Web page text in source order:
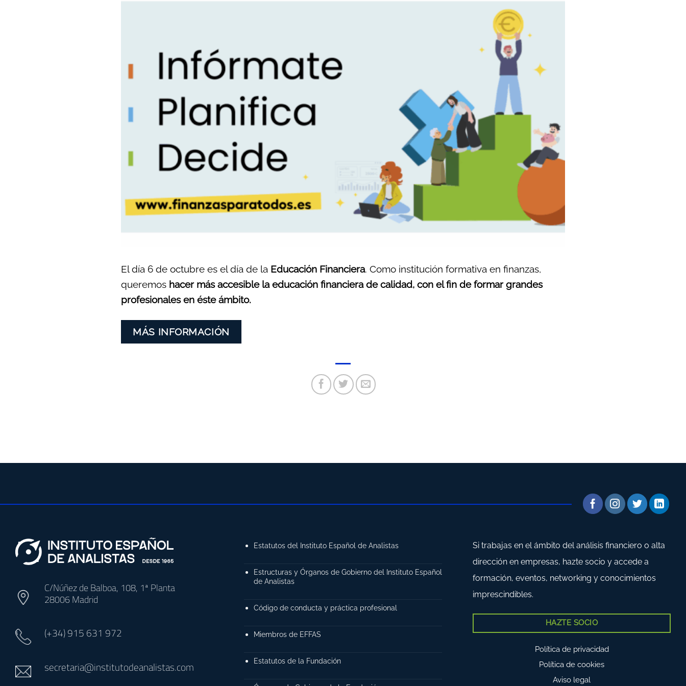
El día 6 de octubre es el día de la Educación Financiera. Como institución formativa en finanzas,
queremos hacer más accesible la educación financiera de calidad, con el fin de formar grandes
profesionales en éste ámbito.
MÁS INFORMACIÓN
C/Núñez de Balboa, 108, 1ª Planta
28006 Madrid
(+34)915 631 972
secretaria@institutodeanalistas.com
Estatutos del Instituto Español de Analistas
Estructuras y Órganos de Gobierno del Instituto Español
de Analistas
Código de conducta y práctica profesional
Miembros de EFFAS
Estatutos de la Fundación
Si trabajas en el ámbito del análisis financiero o alta
dirección en empresas, hazte socio y accede a
formación, eventos, networking y conocimientos
imprescindibles.
HAZTE SOCIO
Política de privacidad
Política de cookies
Aviso legal